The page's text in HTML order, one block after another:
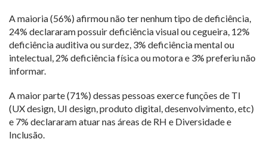
A maioria (56%) afirmou não ter nenhum tipo de deficiência,
24% declararam possuir deficiência visual ou cegueira, 12%
deficiência auditiva ou surdez, 3% deficiência mental ou
intelectual, 2% deficiência física ou motora e 3% preferiu não
informar.
A maior parte (71%) dessas pessoas exerce funções de TI
(UX design, UI design, produto digital, desenvolvimento, etc)
e 7% declararam atuar nas áreas de RH e Diversidade e
Inclusão.